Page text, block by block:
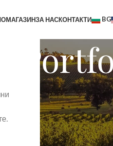
МАГАЗИНЗА НАСКОНТАКТИ BG